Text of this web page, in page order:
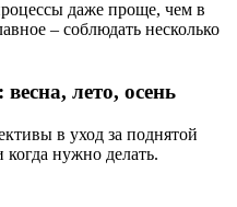
даже проще, чем в
– соблюдать несколько
лето, осень
в уход за поднятой
когда нужно делать.